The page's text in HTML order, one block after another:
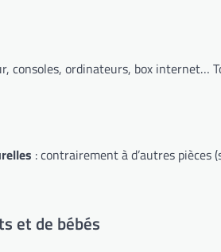
consoles, ordinateurs, box internet…
: contrairement à d’autres pièces
et de bébés